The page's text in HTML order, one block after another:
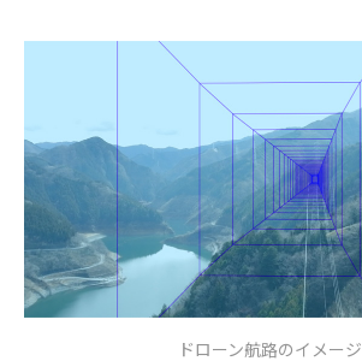
ドローン航路のイメージ